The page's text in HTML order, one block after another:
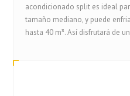
acondicionado split es ideal
tamaño mediano, y puede
hasta 40 m³. Así disfrutará de